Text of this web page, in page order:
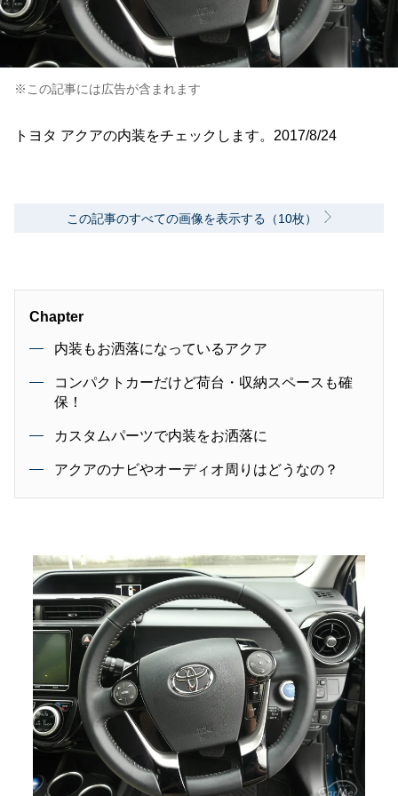
※この記事には広告が含まれます
トヨタ アクアの内装をチェックします。2017/8/24
この記事のすべての画像を表示する（10枚）
Chapter
内装もお洒落になっているアクア
コンパクトカーだけど荷台・収納スペースも確
保！
カスタムパーツで内装をお洒落に
アクアのナビやオーディオ周りはどうなの？